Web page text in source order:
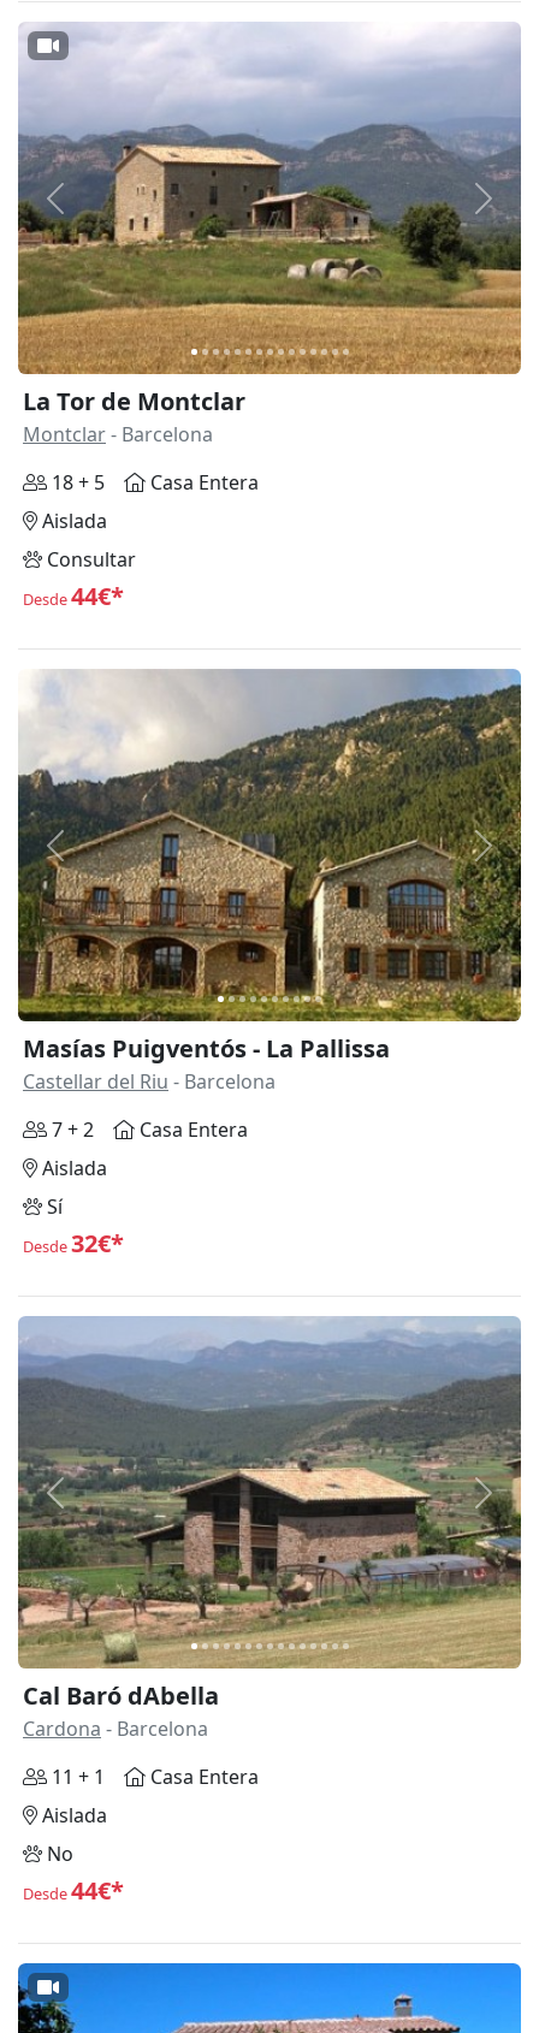
Anterior
La Tor de Montclar
Montclar- Barcelona
18 + 5
Casa Entera
Aislada
Consultar
Desde44€*
Anterior
Masías Puigventós - La Pallissa
Castellar del Riu - Barcelona
7 + 2
Casa Entera
Aislada
Sí
Desde32€*
Anterior
Cal Baró dAbella
Cardona - Barcelona
11 + 1
Casa Entera
Aislada
No
Desde44€*